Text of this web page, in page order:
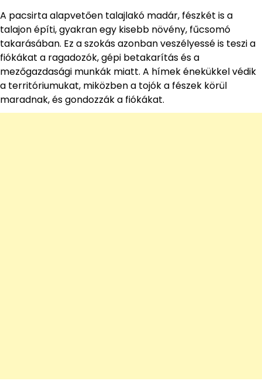
A pacsirta alapvetően talajlakó madár, fészkét is a
talajon építi, gyakran egy kisebb növény, fűcsomó
takarásában. Ez a szokás azonban veszélyessé is teszi a
fiókákat a ragadozók, gépi betakarítás és a
mezőgazdasági munkák miatt. A hímek énekükkel védik
a territóriumukat, miközben a tojók a fészek körül
maradnak, és gondozzák a fiókákat.